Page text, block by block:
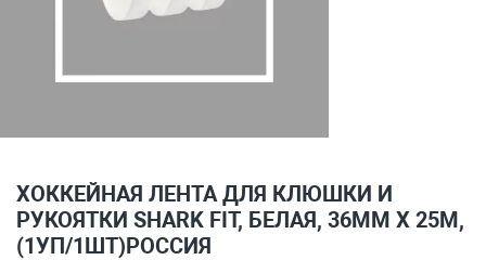
ХОККЕЙНАЯ ЛЕНТА ДЛЯ КЛЮШКИ И
РУКОЯТКИ SHARK FIT, БЕЛАЯ, 36ММ Х 25М,
(1УП/1ШТ)РОССИЯ